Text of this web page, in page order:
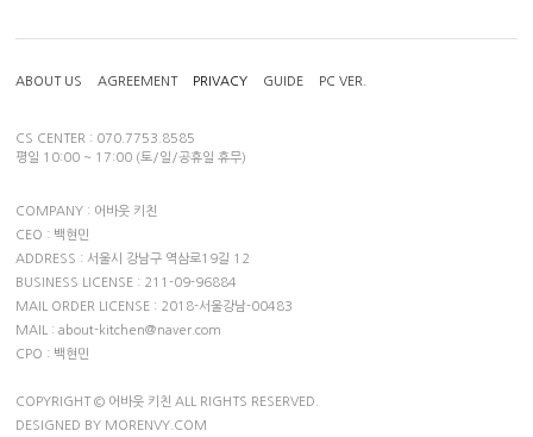
ABOUT US AGREEMENT PRIVACY GUIDE PC VER.
CS CENTER : 070.7753.8585
평일 10:00 ~ 17:00 (토/일/공휴일 휴무)
COMPANY : 어바웃 키친
CEO : 백현민
ADDRESS : 서울시 강남구 역삼로19길 12
BUSINESS LICENSE : 211-09-96884
MAIL ORDER LICENSE : 2018-서울강남-00483
MAIL : about-kitchen@naver.com
CPO : 백현민
COPYRIGHT © 어바웃 키친 ALL RIGHTS RESERVED.
DESIGNED BY MORENVY.COM